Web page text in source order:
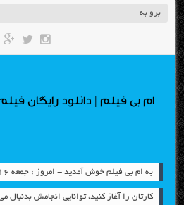
ام بی فیلم | دانلود رایگان
به ام بی فیلم خوش آمدید - امروز : جمعه ۱۶ مرداد ۱۴۰۵
کارتان را آغاز کنید، توانایی انجامش